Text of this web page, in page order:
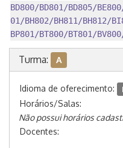
BD800/BD801/BD805/
01/BH802/BH811/BH812/
BP801/BT800/BT801/
Turma: A
Idioma de oferecimento:
Horários/Salas:
Não possui horários
Docentes: